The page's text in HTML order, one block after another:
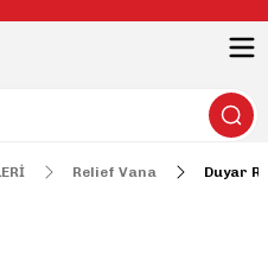
Relief Vana Duyar